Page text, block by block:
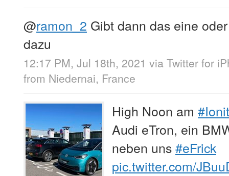
@ramon_2 Gibt dann das eine
dazu
12:17 PM, Jul 18th, 2021 via Twitter for
from Niedernai, France
High Noon am
Audi eTron, ein
neben uns#eFrick
pic.twitter.com/